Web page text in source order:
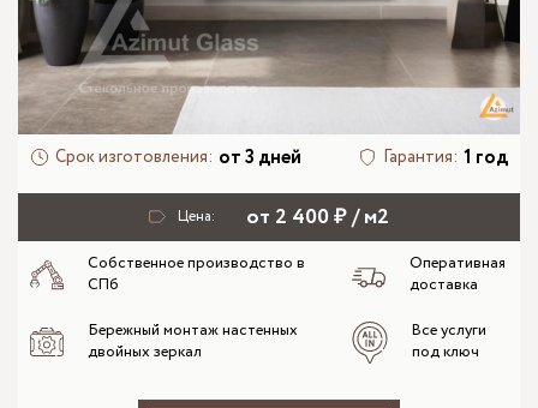
Срок изготовления: от 3 дней Гарантия: 1 год
Цена: от 2 400 ₽ / м2
Собственное производство в
СПб
Оперативная
доставка
Бережный монтаж настенных
двойных зеркал
Все услуги
под ключ